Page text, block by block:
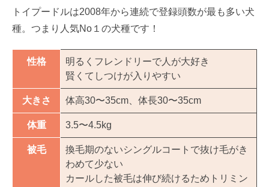
トイプードルは2008年から連続で登録頭数が最も多い犬
種。つまり人気No１の犬種です！
性格
明るくフレンドリーで人が大好き
賢くてしつけが入りやすい
大きさ 体高30〜35cm、体長30〜35cm
体重 3.5〜4.5kg
被毛
換毛期のないシングルコートで抜け毛がき
わめて少ない
カールした被毛は伸び続けるためトリミン